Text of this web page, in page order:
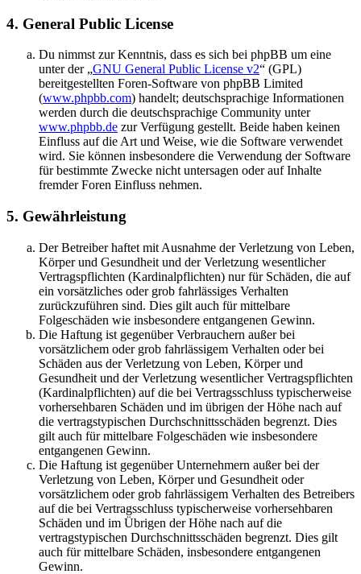
4. General Public License
Du nimmst zur Kenntnis, dass es sich bei phpBB um eine
unter der „GNU General Public License v2“ (GPL)
bereitgestellten Foren-Software von phpBB Limited
(www.phpbb.com) handelt; deutschsprachige Informationen
werden durch die deutschsprachige Community unter
www.phpbb.de zur Verfügung gestellt. Beide haben keinen
Einfluss auf die Art und Weise, wie die Software verwendet
wird. Sie können insbesondere die Verwendung der Software
für bestimmte Zwecke nicht untersagen oder auf Inhalte
fremder Foren Einfluss nehmen.
5. Gewährleistung
Der Betreiber haftet mit Ausnahme der Verletzung von Leben,
Körper und Gesundheit und der Verletzung wesentlicher
Vertragspflichten (Kardinalpflichten) nur für Schäden, die auf
ein vorsätzliches oder grob fahrlässiges Verhalten
zurückzuführen sind. Dies gilt auch für mittelbare
Folgeschäden wie insbesondere entgangenen Gewinn.
Die Haftung ist gegenüber Verbrauchern außer bei
vorsätzlichem oder grob fahrlässigem Verhalten oder bei
Schäden aus der Verletzung von Leben, Körper und
Gesundheit und der Verletzung wesentlicher Vertragspflichten
(Kardinalpflichten) auf die bei Vertragsschluss typischerweise
vorhersehbaren Schäden und im übrigen der Höhe nach auf
die vertragstypischen Durchschnittsschäden begrenzt. Dies
gilt auch für mittelbare Folgeschäden wie insbesondere
entgangenen Gewinn.
Die Haftung ist gegenüber Unternehmern außer bei der
Verletzung von Leben, Körper und Gesundheit oder
vorsätzlichem oder grob fahrlässigem Verhalten des Betreibers
auf die bei Vertragsschluss typischerweise vorhersehbaren
Schäden und im Übrigen der Höhe nach auf die
vertragstypischen Durchschnittsschäden begrenzt. Dies gilt
auch für mittelbare Schäden, insbesondere entgangenen
Gewinn.